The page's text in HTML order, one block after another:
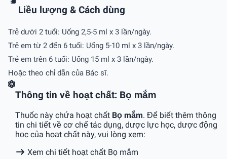
Liều lượng & Cách dùng
Trẻ dưới 2 tuổi: Uống 2,5-5 ml x 3 lần/ngày.
Trẻ em từ 2 đến 6 tuổi: Uống 5-10 ml x 3 lần/ngày.
Trẻ em trên 6 tuổi: Uống 15 ml x 3 lần/ngày.
Hoặc theo chỉ dẫn của Bác sĩ.
Thông tin về hoạt chất: Bọ mắm
Thuốc này chứa hoạt chất Bọ mắm. Để biết thêm thông
tin chi tiết về cơ chế tác dụng, dược lực học, dược động
học của hoạt chất này, vui lòng xem:
Xem chi tiết hoạt chất Bọ mắm